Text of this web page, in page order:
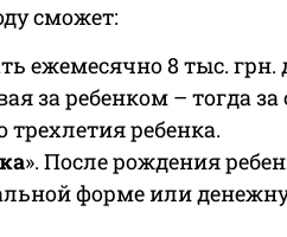
сможет:
ежемесячно 8 тыс.
за ребенком – тогда
трехлетия ребенка.
». После рождения
форме или